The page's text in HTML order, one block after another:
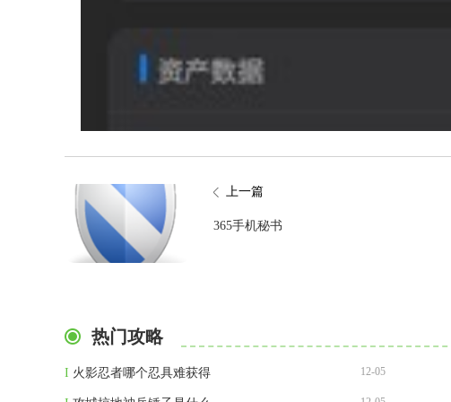
上一篇
365手机秘书
热门攻略
I 火影忍者哪个忍具难获得 12-05